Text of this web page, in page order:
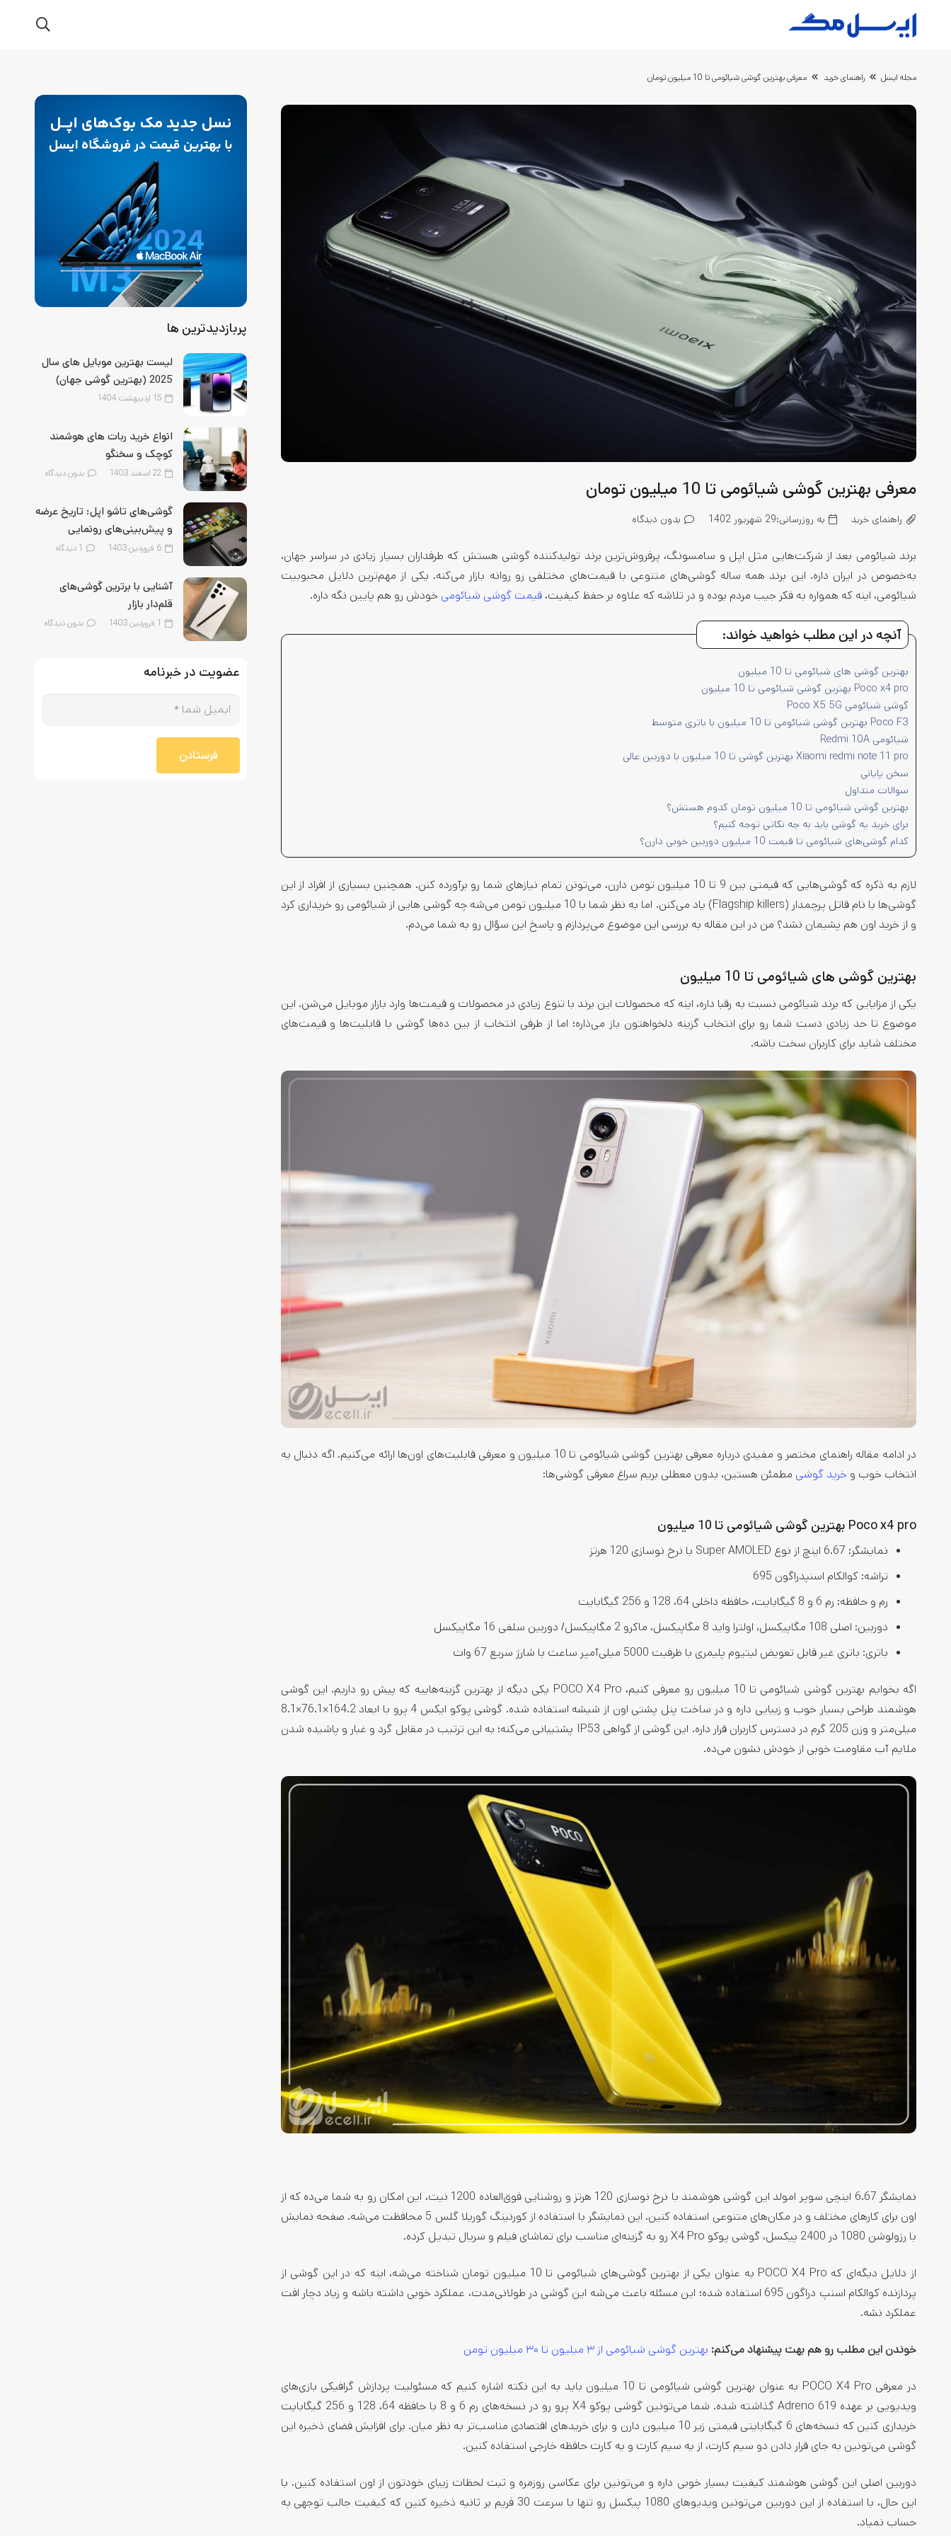
مجله ایسل راهنمای خرید معرفی بهترین گوشی شیائومی تا 10 میلیون تومان
معرفی بهترین گوشی شیائومی تا 10 میلیون تومان
راهنمای خرید به روزرسانی:29 شهریور 1402 بدون دیدگاه
برند شیائومی بعد از شرکت‌هایی مثل اپل و سامسونگ، پرفروش‌ترین برند تولیدکننده گوشی هستش که طرفداران بسیار زیادی در سراسر جهان،
به‌خصوص در ایران داره. این برند همه ساله گوشی‌های متنوعی با قیمت‌های مختلفی رو روانه بازار می‌کنه. یکی از مهم‌ترین دلایل محبوبیت
شیائومی، اینه که همواره به فکر جیب مردم بوده و در تلاشه که علاوه بر حفظ کیفیت، قیمت گوشی شیائومی خودش رو هم پایین نگه داره.
آنچه در این مطلب خواهید خواند:
بهترین گوشی های شیائومی تا 10 میلیون
Poco x4 pro بهترین گوشی شیائومی تا 10 میلیون
گوشی شیائومی Poco X5 5G
Poco F3 بهترین گوشی شیائومی تا 10 میلیون با باتری متوسط
شیائومی Redmi 10A
Xiaomi redmi note 11 pro بهترین گوشی تا 10 میلیون با دوربین عالی
سخن پایانی
سوالات متداول
بهترین گوشی شیائومی تا 10 میلیون تومان کدوم هستش؟
برای خرید یه گوشی باید به چه نکاتی توجه کنیم؟
کدام گوشی‌های شیائومی تا قیمت 10 میلیون دوربین خوبی دارن؟
لازم به ذکره که گوشی‌هایی که قیمتی بین 9 تا 10 میلیون تومن دارن، می‌تونن تمام نیازهای شما رو برآورده کنن. همچنین بسیاری از افراد از این
گوشی‌ها با نام قاتل پرچمدار (Flagship killers) یاد می‌کنن. اما به نظر شما با 10 میلیون تومن می‌شه چه گوشی هایی از شیائومی رو خریداری کرد
و از خرید اون هم پشیمان نشد؟ من در این مقاله به بررسی این موضوع می‌پردازم و پاسخ این سؤال رو به شما می‌دم.
بهترین گوشی های شیائومی تا 10 میلیون
یکی از مزایایی که برند شیائومی نسبت به رقبا داره، اینه که محصولات این برند با تنوع زیادی در محصولات و قیمت‌ها وارد بازار موبایل می‌شن. این
موضوع تا حد زیادی دست شما رو برای انتخاب گزینه دلخواهتون باز می‌ذاره؛ اما از طرفی انتخاب از بین ده‌ها گوشی با قابلیت‌ها و قیمت‌های
مختلف شاید برای کاربران سخت باشه.
در ادامه مقاله راهنمای مختصر و مفیدی درباره معرفی بهترین گوشی شیائومی تا 10 میلیون و معرفی قابلیت‌های اون‌ها ارائه می‌کنیم. اگه دنبال یه
انتخاب خوب و خرید گوشی مطمئن هستین، بدون معطلی بریم سراغ معرفی گوشی‌ها:
Poco x4 pro بهترین گوشی شیائومی تا 10 میلیون
نمایشگر: 6.67 اینچ از نوع Super AMOLED با نرخ نوسازی 120 هرتز
تراشه: کوالکام اسنپدراگون 695
رم و حافظه: رم 6 و 8 گیگابایت، حافظه داخلی 64، 128 و 256 گیگابایت
دوربین: اصلی 108 مگاپیکسل، اولترا واید 8 مگاپیکسل، ماکرو 2 مگاپیکسل/ دوربین سلفی 16 مگاپیکسل
باتری: باتری غیر قابل تعویض لیتیوم پلیمری با ظرفیت 5000 میلی‌آمپر ساعت با شارژ سریع 67 وات
اگه بخوایم بهترین گوشی شیائومی تا 10 میلیون رو معرفی کنیم، POCO X4 Pro یکی دیگه از بهترین گزینه‌هاییه که پیش رو داریم. این گوشی
هوشمند طراحی بسیار خوب و زیبایی داره و در ساخت پنل پشتی اون از شیشه استفاده شده. گوشی پوکو ایکس 4 پرو با ابعاد 164.2×76.1×8.1
میلی‌متر و وزن 205 گرم در دسترس کاربران قرار داره. این گوشی از گواهی IP53 پشتیبانی می‌کنه؛ به این ترتیب در مقابل گرد و غبار و پاشیده شدن
ملایم آب مقاومت خوبی از خودش نشون می‌ده.
نمایشگر 6.67 اینچی سوپر امولد این گوشی هوشمند با نرخ نوسازی 120 هرتز و روشنایی فوق‌العاده 1200 نیت، این امکان رو به شما می‌ده که از
اون برای کارهای مختلف و در مکان‌های متنوعی استفاده کنین. این نمایشگر با استفاده از کورنینگ گوریلا گلس 5 محافظت می‌شه. صفحه نمایش
با رزولوشن 1080 در 2400 پیکسل، گوشی پوکو X4 Pro رو به گزینه‌ای مناسب برای تماشای فیلم و سریال تبدیل کرده.
از دلایل دیگه‌ای که POCO X4 Pro به عنوان یکی از بهترین گوشی‌های شیائومی تا 10 میلیون تومان شناخته می‌شه، اینه که در این گوشی از
پردازنده کوالکام اسنپ دراگون 695 استفاده شده؛ این مسئله باعث می‌شه این گوشی در طولانی‌مدت، عملکرد خوبی داشته باشه و زیاد دچار افت
عملکرد نشه.
خوندن این مطلب رو هم بهت پیشنهاد می‌کنم: بهترین گوشی شیائومی از ۳ میلیون تا ۳۰ میلیون تومن
در معرفی POCO X4 Pro به عنوان بهترین گوشی شیائومی تا 10 میلیون باید به این نکته اشاره کنیم که مسئولیت پردازش گرافیکی بازی‌های
ویدیویی بر عهده Adreno 619 گذاشته شده. شما می‌تونین گوشی پوکو X4 پرو رو در نسخه‌های رم 6 و 8 با حافظه 64، 128 و 256 گیگابایت
خریداری کنین که نسخه‌های 6 گیگابایتی قیمتی زیر 10 میلیون دارن و برای خریدهای اقتصادی مناسب‌تر به نظر میان. برای افزایش فضای ذخیره این
گوشی می‌تونین به جای قرار دادن دو سیم کارت، از یه سیم کارت و یه کارت حافظه خارجی استفاده کنین.
دوربین اصلی این گوشی هوشمند کیفیت بسیار خوبی داره و می‌تونین برای عکاسی روزمره و ثبت لحظات زیبای خودتون از اون استفاده کنین. با
این حال، با استفاده از این دوربین می‌تونین ویدیوهای 1080 پیکسل رو تنها با سرعت 30 فریم بر ثانیه ذخیره کنین که کیفیت جالب توجهی به
حساب نمیاد.
پربازدیدترین ها
لیست بهترین موبایل‌ های سال
2025 (بهترین گوشی جهان)
15 اردیبهشت 1404
انواع خرید ربات های هوشمند
کوچک و سخنگو
22 اسفند 1403 بدون دیدگاه
گوشی‌های تاشو اپل: تاریخ عرضه
و پیش‌بینی‌های رونمایی
6 فروردین 1403 1 دیدگاه
آشنایی با برترین گوشی‌های
قلم‌‌دار بازار
1 فروردین 1403 بدون دیدگاه
عضویت در خبرنامه
فرستادن